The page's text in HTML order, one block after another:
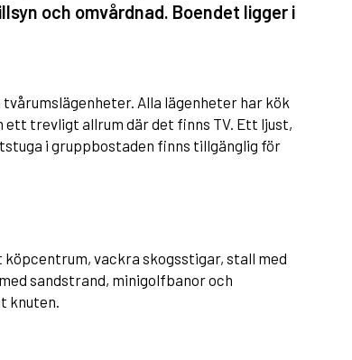
och omvårdnad. Boendet ligger i
Alla lägenheter har kök
trevligt allrum där det finns TV. Ett ljust,
i gruppbostaden finns tillgänglig för
vackra skogsstigar, stall med
sandstrand, minigolfbanor och
knuten.